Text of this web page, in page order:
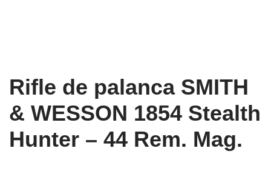
Rifle de palanca SMITH
& WESSON 1854 Stealth
Hunter – 44 Rem. Mag.